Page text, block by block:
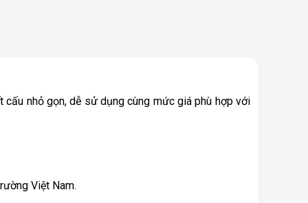
nhỏ gọn, dễ sử dụng cùng mức giá phù hợp với
Việt Nam.